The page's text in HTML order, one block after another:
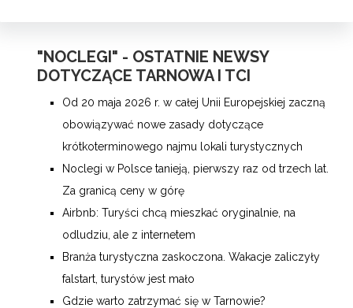
"NOCLEGI" - OSTATNIE NEWSY
DOTYCZĄCE TARNOWA I TCI
Od 20 maja 2026 r. w całej Unii Europejskiej zaczną
obowiązywać nowe zasady dotyczące
krótkoterminowego najmu lokali turystycznych
Noclegi w Polsce tanieją, pierwszy raz od trzech lat.
Za granicą ceny w górę
Airbnb: Turyści chcą mieszkać oryginalnie, na
odludziu, ale z internetem
Branża turystyczna zaskoczona. Wakacje zaliczyły
falstart, turystów jest mało
Gdzie warto zatrzymać się w Tarnowie?